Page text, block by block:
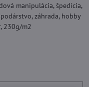
manipulácia, špedícia,
záhrada, hobby
230g/m2